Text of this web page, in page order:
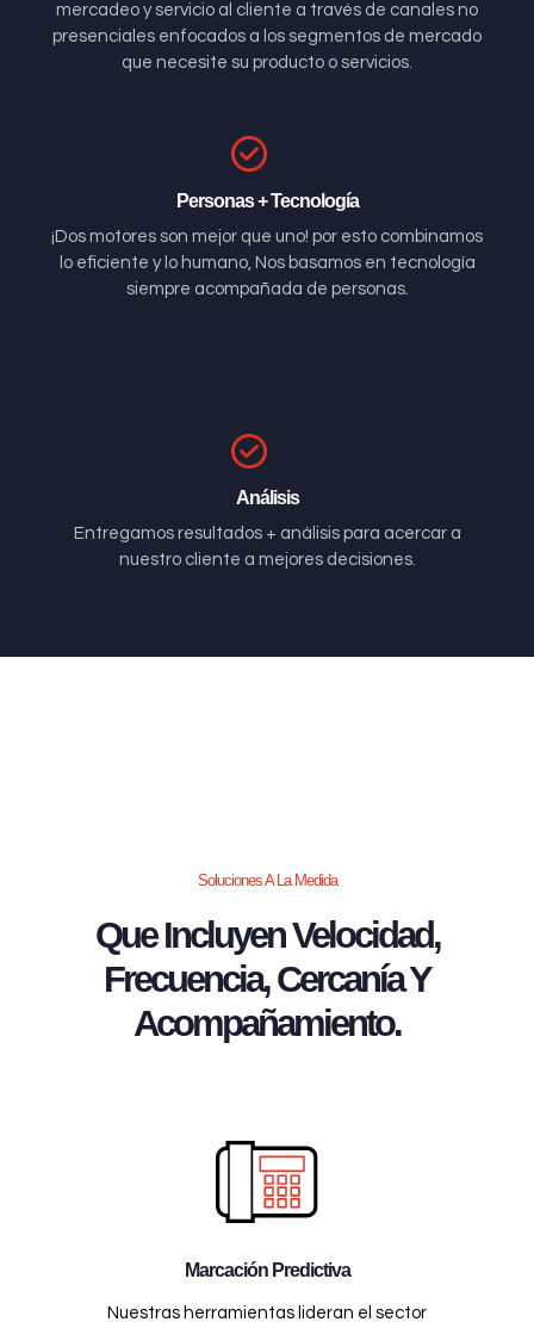
mercadeo y servicio al cliente a través de canales no
presenciales enfocados a los segmentos de mercado
que necesite su producto o servicios.
Personas + Tecnología
¡Dos motores son mejor que uno! por esto combinamos
lo eficiente y lo humano, Nos basamos en tecnología
siempre acompañada de personas.
Análisis
Entregamos resultados + análisis para acercar a
nuestro cliente a mejores decisiones.
Soluciones A La Medida
Que Incluyen Velocidad,
Frecuencia, Cercanía Y
Acompañamiento.
Marcación Predictiva
Nuestras herramientas lideran el sector